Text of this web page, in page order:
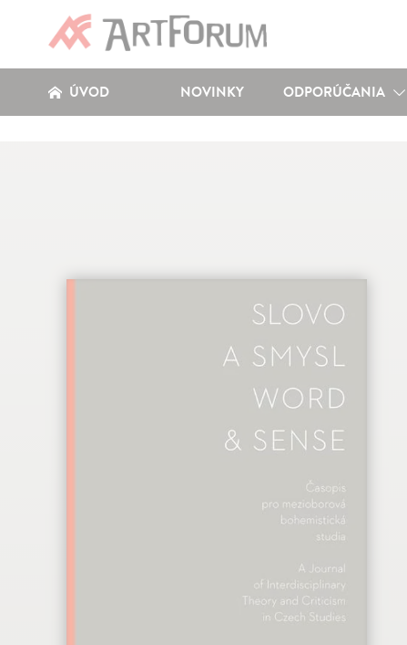
ÚVOD NOVINKY ODPORÚČANIA